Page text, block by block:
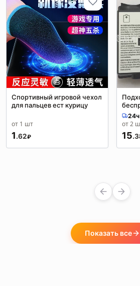
Спортивный игровой чехол
для пальцев ест курицу
от 1 шт
1.62₽
24ч
от 2
15
Показать все